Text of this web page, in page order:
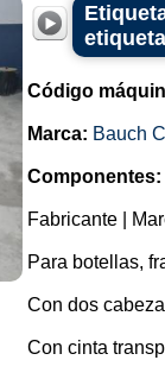
Código
Marca: Bauch
Componentes:
Fabricante |
Para botellas,
Con dos
Con cinta